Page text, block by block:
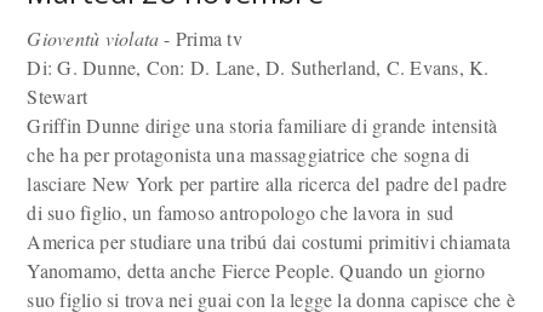
Gioventù violata- Prima tv
Di: G. Dunne, Con: D. Lane, D. Sutherland, C. Evans, K.
Stewart
Griffin Dunne dirige una storia familiare di grande intensità
che ha per protagonista una massaggiatrice che sogna di
lasciare New York per partire alla ricerca del padre del padre
di suo figlio, un famoso antropologo che lavora in sud
America per studiare una tribú dai costumi primitivi chiamata
Yanomamo, detta anche Fierce People. Quando un giorno
suo figlio si trova nei guai con la legge la donna capisce che è